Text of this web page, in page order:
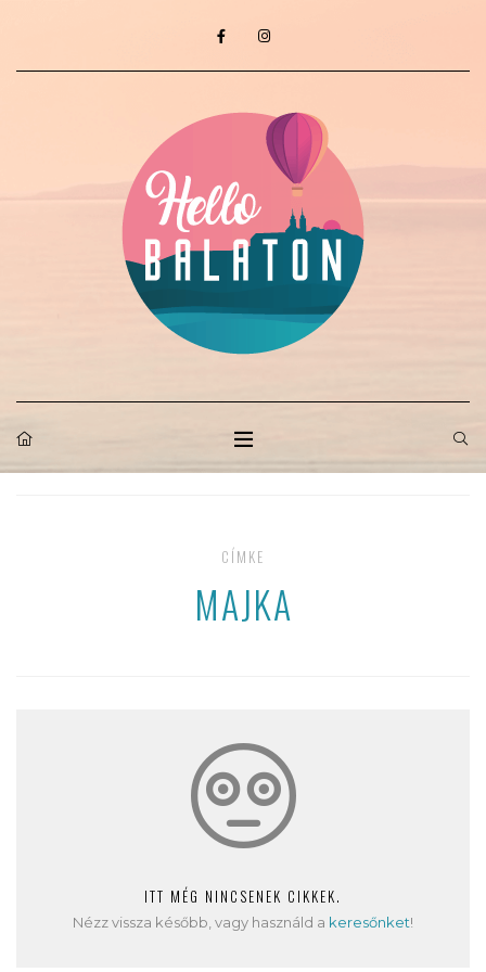
CÍMKE
MAJKA
ITT MÉG NINCSENEK CIKKEK.
Nézz vissza később, vagy használd a keresőnket!